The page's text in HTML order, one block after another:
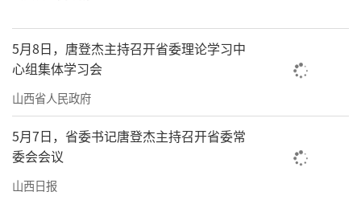
责任编辑：王璐璐
5月8日，唐登杰主持召开省委理论学习中
心组集体学习会
山西省人民政府
5月7日，省委书记唐登杰主持召开省委常
委会会议
山西日报